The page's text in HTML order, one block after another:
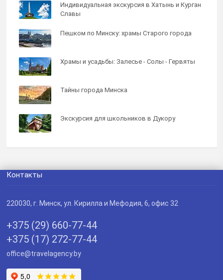
Индивидуальная экскурсия в Хатынь и Курган
Славы
Пешком по Минску: храмы Старого города
Храмы и усадьбы: Залесье - Солы - Гервяты
Тайны города Минска
Экскурсия для школьников в Дукору
Контакты
220030, г. Минск, ул. Кирилла и Мефодия, 6, офис 32
+375 (29) 660-77-44
+375 (17) 272-77-44
office@travelagency.by